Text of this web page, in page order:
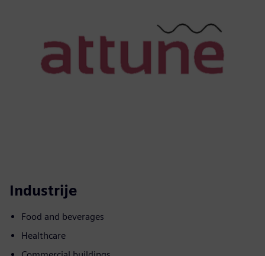
Industrije
Food and beverages
Healthcare